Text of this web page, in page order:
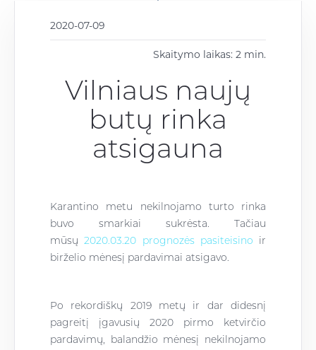
2020-07-09
Skaitymo laikas: 2 min.
Vilniaus naujų
butų rinka
atsigauna
Karantino metu nekilnojamo turto rinka
buvo smarkiai sukrėsta. Tačiau
mūsų2020.03.20 prognozės pasiteisino ir
birželio mėnesį pardavimai atsigavo.
Po rekordiškų 2019 metų ir dar didesnį
pagreitį įgavusių 2020 pirmo ketvirčio
pardavimų, balandžio mėnesį nekilnojamo